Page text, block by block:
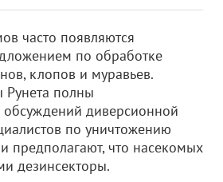
часто появляются
по обработке
клопов и муравьев.
Рунета полны
диверсионной
по уничтожению
предполагают, что насекомых
дезинсекторы.